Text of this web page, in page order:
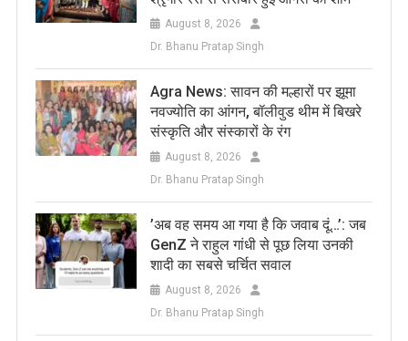
August 8, 2026
Dr. Bhanu Pratap Singh
Agra News: सावन की मल्हारों पर झूमा
नवज्योति का आंगन, बॉलीवुड थीम में बिखरे
संस्कृति और संस्कारों के रंग
August 8, 2026
Dr. Bhanu Pratap Singh
​’अब वह समय आ गया है कि जवाब दूं…’: जब
GenZ ने राहुल गांधी से पूछ लिया उनकी
शादी का सबसे चर्चित सवाल
August 8, 2026
Dr. Bhanu Pratap Singh